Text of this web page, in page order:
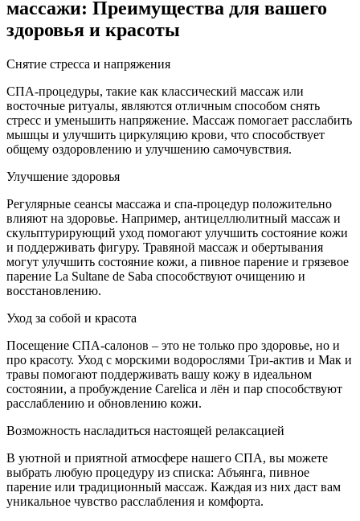
массажи: Преимущества для вашего
здоровья и красоты
Снятие стресса и напряжения
СПА-процедуры, такие как классический массаж или
восточные ритуалы, являются отличным способом снять
стресс и уменьшить напряжение. Массаж помогает расслабить
мышцы и улучшить циркуляцию крови, что способствует
общему оздоровлению и улучшению самочувствия.
Улучшение здоровья
Регулярные сеансы массажа и спа-процедур положительно
влияют на здоровье. Например, антицеллюлитный массаж и
скульптурирующий уход помогают улучшить состояние кожи
и поддерживать фигуру. Травяной массаж и обертывания
могут улучшить состояние кожи, а пивное парение и грязевое
парение La Sultane de Saba способствуют очищению и
восстановлению.
Уход за собой и красота
Посещение СПА-салонов – это не только про здоровье, но и
про красоту. Уход с морскими водорослями Три-актив и Мак и
травы помогают поддерживать вашу кожу в идеальном
состоянии, а пробуждение Carelica и лён и пар способствуют
расслаблению и обновлению кожи.
Возможность насладиться настоящей релаксацией
В уютной и приятной атмосфере нашего СПА, вы можете
выбрать любую процедуру из списка: Абъянга, пивное
парение или традиционный массаж. Каждая из них даст вам
уникальное чувство расслабления и комфорта.